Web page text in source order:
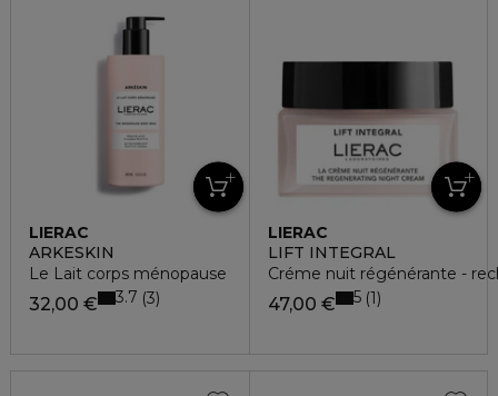
LIERAC
ARKESKIN
Le Lait corps ménopause
32,00 € 3.7 3
LIERAC
LIFT INTEGRAL
Créme nuit régénérante -
47,00 € 5 1